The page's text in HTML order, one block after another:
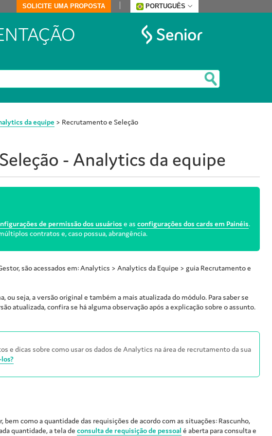
SOLICITE UMA PROPOSTA PORTUGUÊS
da equipe > Recrutamento e Seleção
- Analytics da equipe
de permissão dos usuários e as configurações dos cards em Painéis.
contratos e, caso possua, abrangência.
são acessados em: Analytics > Analytics da Equipe > guia Recrutamento e
seja, a versão original e também a mais atualizada do módulo. Para saber se
atualizada, confira se há alguma observação após a explicação sobre o assunto.
e dicas sobre como usar os dados de Analytics na área de recrutamento da sua
como a quantidade das requisições de acordo com as situações: Rascunho,
quantidade, a tela de consulta de requisição de pessoal é aberta para consulta e